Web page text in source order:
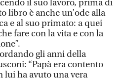
il suo lavoro, prima di
libro è anche un’ode alla
e al suo primato: a quei
fare con la vita e con la
gli anni della
“Papà era contento
lui ha avuto una vera